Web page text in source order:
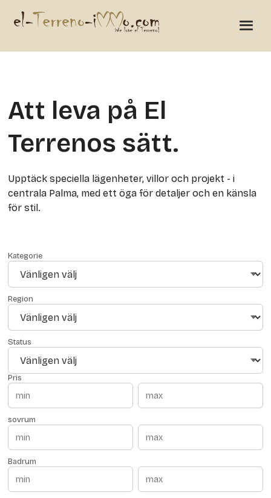
Att leva på El
Terrenos sätt.
Upptäck speciella lägenheter, villor och projekt - i
centrala Palma, med ett öga för detaljer och en känsla
för stil.
Kategorie
Region
Status
Pris
sovrum
Badrum